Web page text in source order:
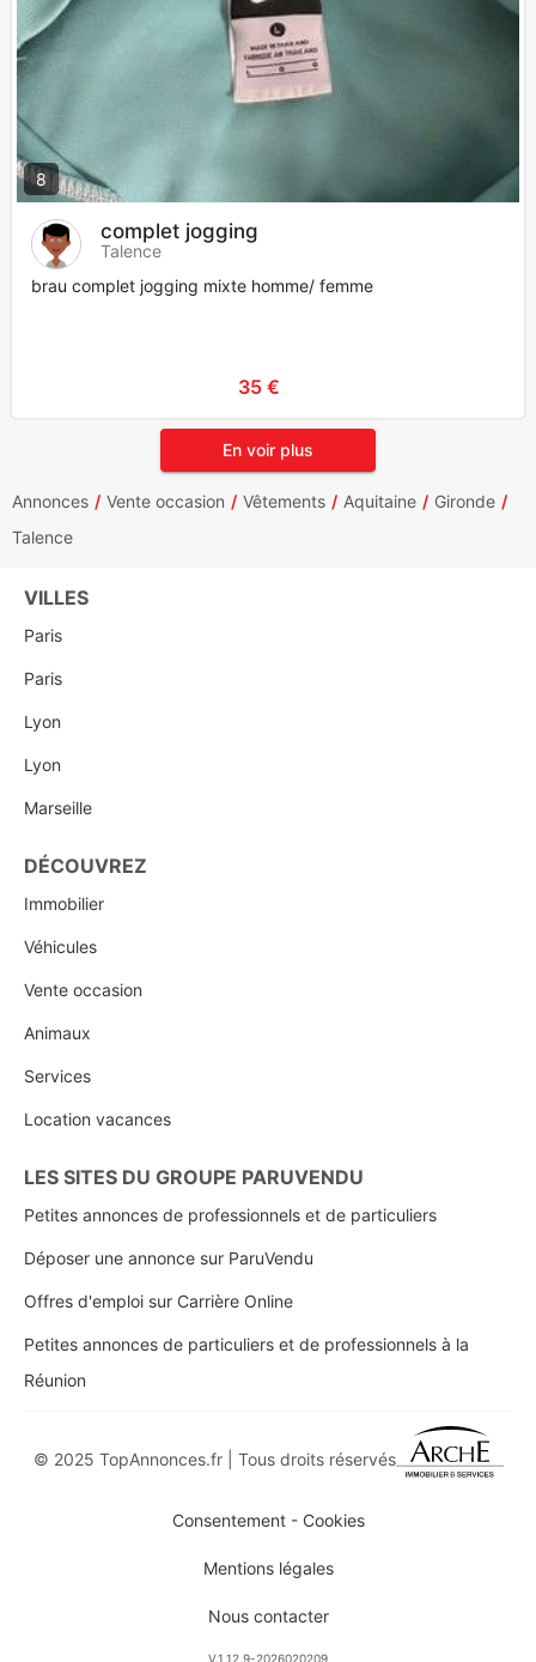
8
complet jogging
Talence
brau complet jogging mixte homme/ femme
35 €
En voir plus
Annonces Vente occasion Vêtements Aquitaine
Gironde
Talence
VILLES
Paris
Paris
Lyon
Lyon
Marseille
DÉCOUVREZ
Immobilier
Véhicules
Vente occasion
Animaux
Services
Location vacances
LES SITES DU GROUPE PARUVENDU
Petites annonces de professionnels et de particuliers
Déposer une annonce sur ParuVendu
Offres d'emploi sur Carrière Online
Petites annonces de particuliers et de professionnels à la
Réunion
© 2025 TopAnnonces.fr | Tous droits réservés
Consentement - Cookies
Mentions légales
Nous contacter
V.1.12.9-2026020209